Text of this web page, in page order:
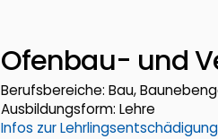
Ofenbau- und
Berufsbereiche: Bau,
Ausbildungsform: Lehre
Infos zur